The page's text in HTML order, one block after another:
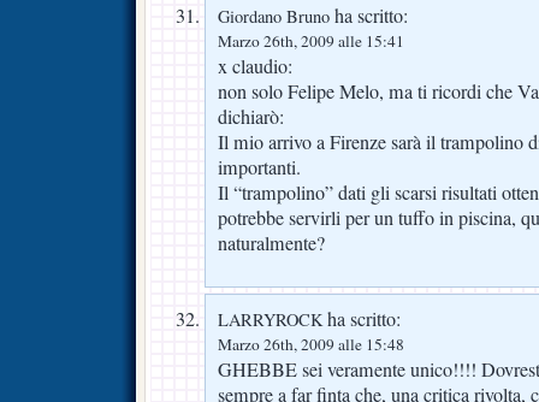
Giordano Bruno ha scritto:
Marzo 26th, 2009 alle 15:41
x claudio:
non solo Felipe Melo, ma ti ricordi che
dichiarò:
Il mio arrivo a Firenze sarà il trampolino
importanti.
Il “trampolino” dati gli scarsi risultati
potrebbe servirli per un tuffo in piscina,
naturalmente?
LARRYROCKha scritto:
Marzo 26th, 2009 alle 15:48
GHEBBE sei veramente unico!!!!
sempre a far finta che, una critica rivolta,